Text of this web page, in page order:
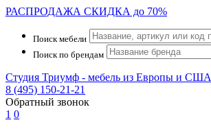
РАСПРОДАЖА СКИДКА до 70%
Поиск мебели
Поиск по брендам
Студия Триумф - мебель из Европы и США
8 (495) 150-21-21
Обратный звонок
1 0